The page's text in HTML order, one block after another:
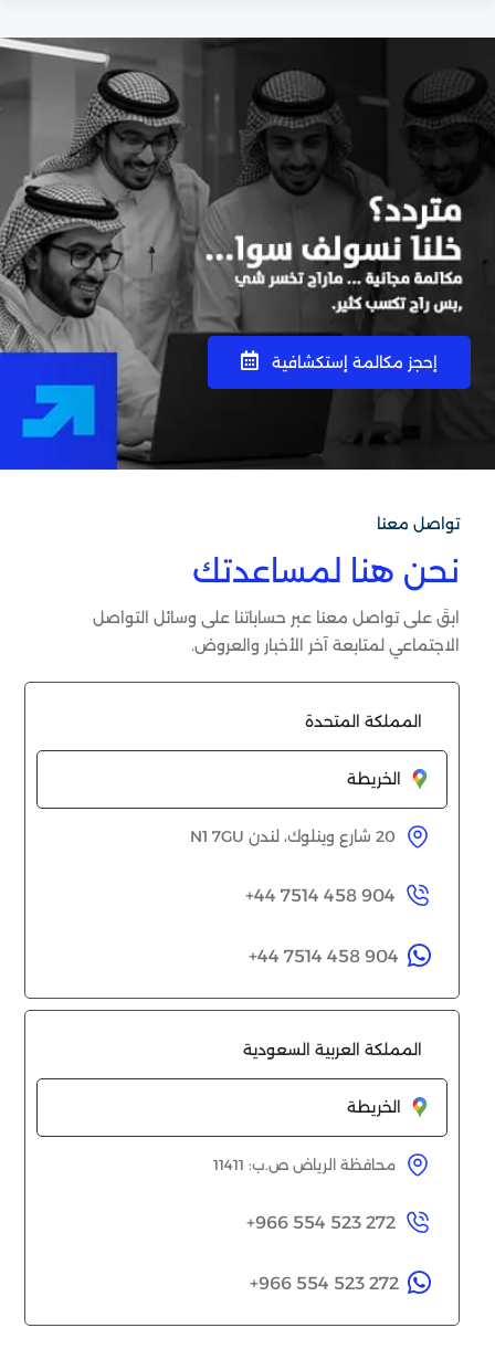
 إحجز مكالمة إستكشافية
تواصل معنا
نحن هنا لمساعدتك
ابقَ على تواصل معنا عبر حساباتنا على وسائل التواصل
الاجتماعي لمتابعة آخر الأخبار والعروض.
المملكة المتحدة
الخريطة
20 شارع وينلوك، لندن N1 7GU
+44 7514 458 904

+44 7514 458 904
المملكة العربية السعودية
الخريطة
محافظة الرياض ص.ب: 11411
+966 554 523 272

+966 554 523 272